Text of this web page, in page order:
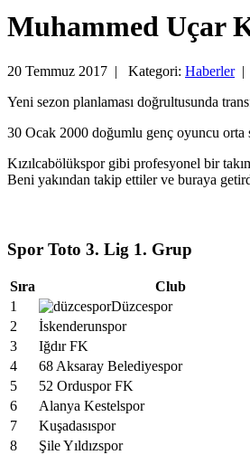
Muhammed Uçar
20 Temmuz 2017 | Kategori: Haberler|
Yeni sezon planlaması doğrultusunda
30 Ocak 2000 doğumlu genç oyuncu orta
Kızılcabölükspor gibi profesyonel bir
Beni yakından takip ettiler ve buraya
Spor Toto 3. Lig 1. Grup
Sıra Club
1
Düzcespor
2
İskenderunspor
3
Iğdır FK
4
68 Aksaray Belediyespor
5
52 Orduspor FK
6
Alanya Kestelspor
7
Kuşadasıspor
8
Şile Yıldızspor